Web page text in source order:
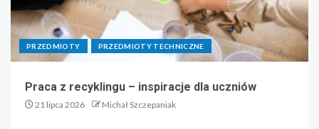
PRZEDMIOTY PRZEDMIOTY TECHNICZNE
Praca z recyklingu – inspiracje dla uczniów
21 lipca 2026 Michał Szczepaniak